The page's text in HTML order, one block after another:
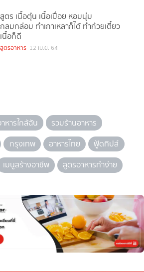
สูตร เนื้อตุ๋น เนื้อเปื่อย หอมนุ่ม
กลมกล่อม ทำเกาเหลาก็ได้ ทำก๋วยเตี๋ยว
เนื้อก็ดี
สูตรอาหาร 12 เม.ย. 64
หารใกล้ฉัน
รวมร้านอาหาร
กรุงเทพ อาหารไทย
ฟู้ดทิปส์
เมนูสร้างอาชีพ สูตรอาหารทำง่าย